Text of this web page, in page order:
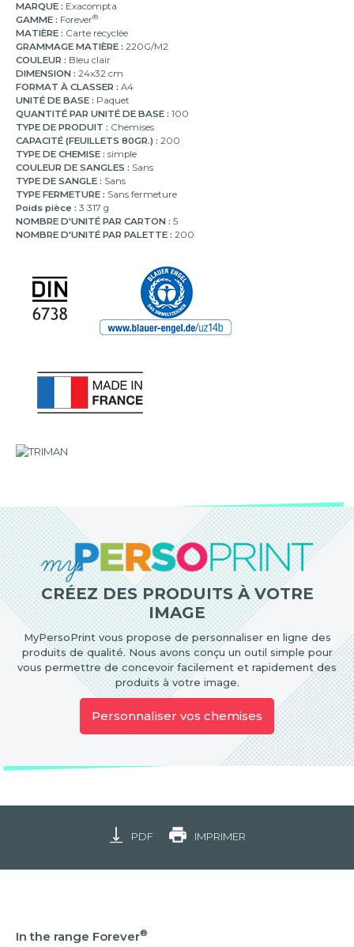
MARQUE : Exacompta
GAMME : Forever®
MATIÈRE : Carte recyclée
GRAMMAGE MATIÈRE : 220G/M2
COULEUR : Bleu clair
DIMENSION : 24x32 cm
FORMAT À CLASSER : A4
UNITÉ DE BASE : Paquet
QUANTITÉ PAR UNITÉ DE BASE : 100
TYPE DE PRODUIT : Chemises
CAPACITÉ (FEUILLETS 80GR.) : 200
TYPE DE CHEMISE : simple
COULEUR DE SANGLES : Sans
TYPE DE SANGLE : Sans
TYPE FERMETURE : Sans fermeture
Poids pièce : 3 317 g
NOMBRE D'UNITÉ PAR CARTON : 5
NOMBRE D'UNITÉ PAR PALETTE : 200
CRÉEZ DES PRODUITS À VOTRE
IMAGE
MyPersoPrint vous propose de personnaliser en ligne des
produits de qualité. Nous avons conçu un outil simple pour
vous permettre de concevoir facilement et rapidement des
produits à votre image.
Personnaliser vos chemises
PDF IMPRIMER
In the range Forever®